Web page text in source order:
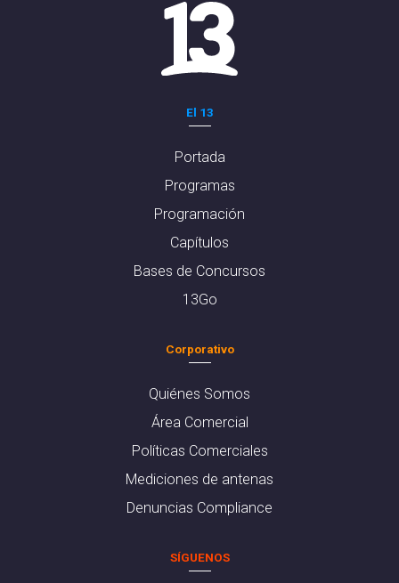
El 13
Portada
Programas
Programación
Capítulos
Bases de Concursos
13Go
Corporativo
Quiénes Somos
Área Comercial
Políticas Comerciales
Mediciones de antenas
Denuncias Compliance
SÍGUENOS